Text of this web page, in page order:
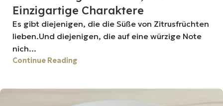
Einzigartige Charaktere
Es gibt diejenigen, die die Süße von Zitrusfrüchten
lieben.Und diejenigen, die auf eine würzige Note
nich...
Continue Reading